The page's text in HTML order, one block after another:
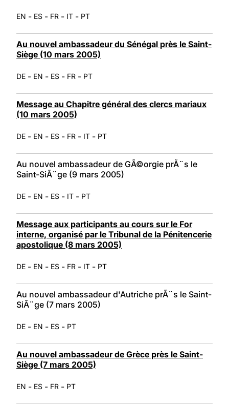
EN - ES - FR - IT - PT
Au nouvel ambassadeur du Sénégal près le Saint-
Siège (10 mars 2005)
DE - EN - ES - FR - PT
Message au Chapitre général des clercs mariaux
(10 mars 2005)
DE - EN - ES - FR - IT - PT
Au nouvel ambassadeur de GÃ©orgie prÃ¨s le
Saint-SiÃ¨ge (9 mars 2005)
DE - EN - ES - IT - PT
Message aux participants au cours sur le For
interne, organisé par le Tribunal de la Pénitencerie
apostolique (8 mars 2005)
DE - EN - ES - FR - IT - PT
Au nouvel ambassadeur d'Autriche prÃ¨s le Saint-
SiÃ¨ge (7 mars 2005)
DE - EN - ES - PT
Au nouvel ambassadeur de Grèce près le Saint-
Siège (7 mars 2005)
EN - ES - FR - PT